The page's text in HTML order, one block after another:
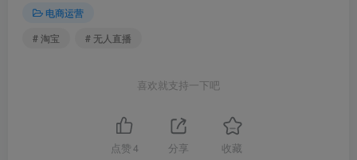
电商运营
# 淘宝
# 无人直播
喜欢就支持一下吧
点赞 4 分享 收藏